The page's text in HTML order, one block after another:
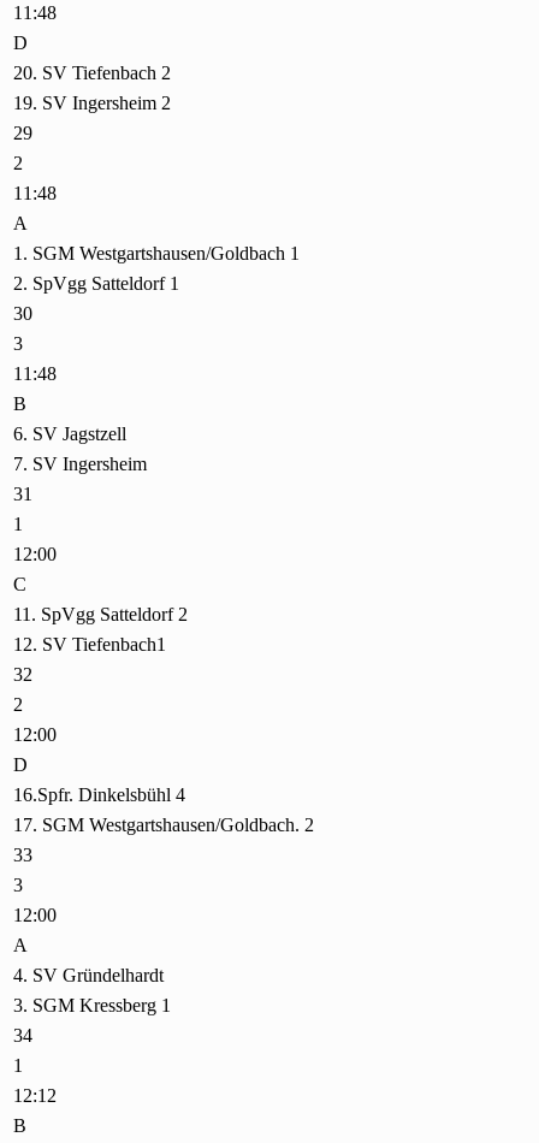
11:48
D
20. SV Tiefenbach 2
19. SV Ingersheim 2
29
2
11:48
A
1. SGM Westgartshausen/Goldbach 1
2. SpVgg Satteldorf 1
30
3
11:48
B
6. SV Jagstzell
7. SV Ingersheim
31
1
12:00
C
11. SpVgg Satteldorf 2
12. SV Tiefenbach1
32
2
12:00
D
16.Spfr. Dinkelsbühl 4
17. SGM Westgartshausen/Goldbach. 2
33
3
12:00
A
4. SV Gründelhardt
3. SGM Kressberg 1
34
1
12:12
B